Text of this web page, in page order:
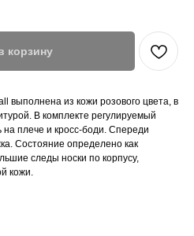
корзину
выполнена из кожи розового цвета, в
В комплекте регулируемый
плече и кросс-боди. Спереди
Состояние определено как
следы носки по корпусу,
кожи.